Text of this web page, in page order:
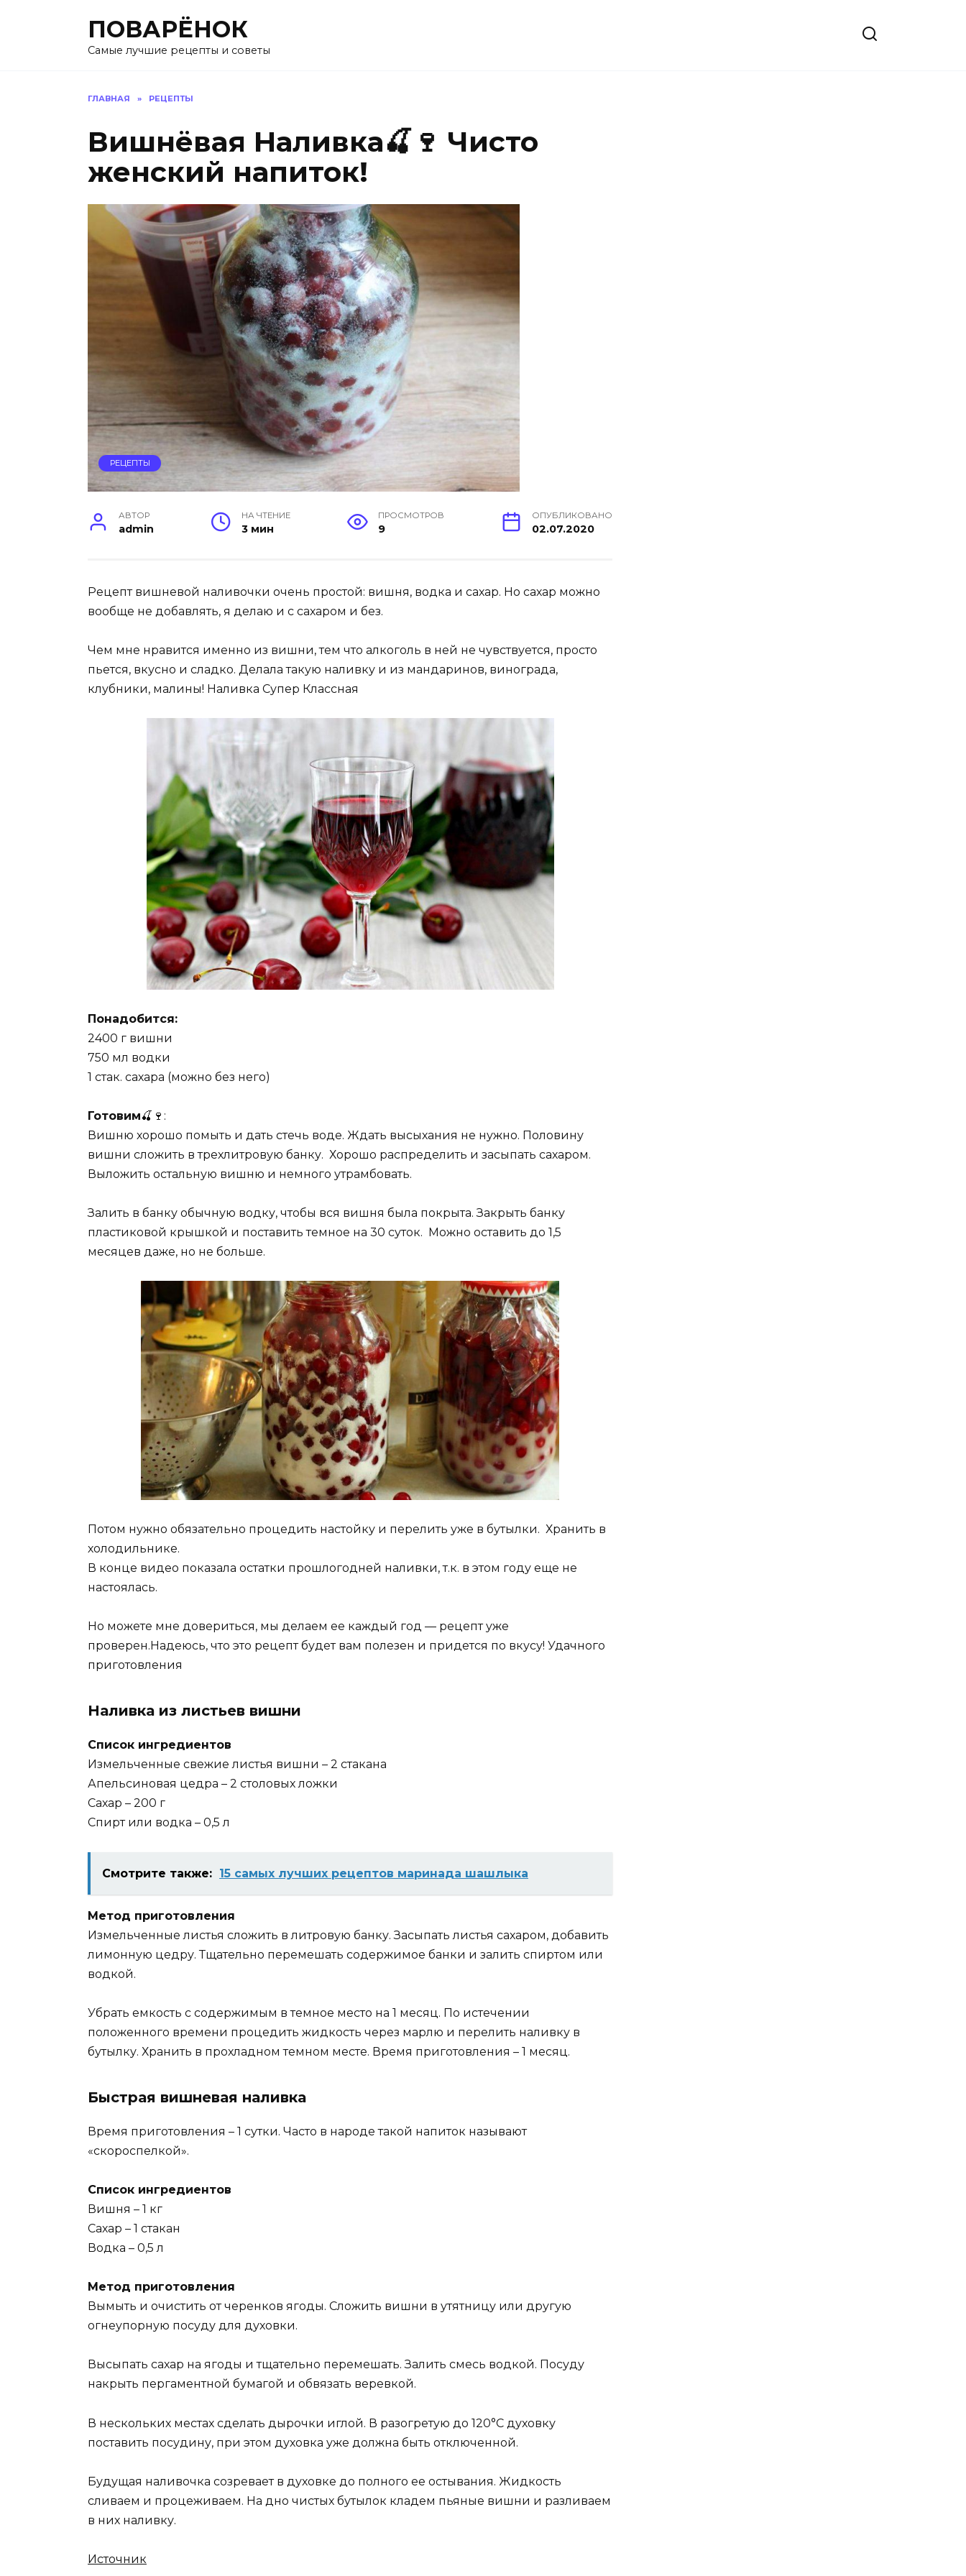
ПОВАРЁНОК
Самые лучшие рецепты и советы
ГЛАВНАЯ » РЕЦЕПТЫ
Вишнёвая Наливка🍒🍷 Чисто
женский напиток!
РЕЦЕПТЫ
АВТОР
admin
НА ЧТЕНИЕ
3 мин
ПРОСМОТРОВ
9
ОПУБЛИКОВАНО
02.07.2020
Рецепт вишневой наливочки очень простой: вишня, водка и сахар. Но сахар можно
вообще не добавлять, я делаю и с сахаром и без.
Чем мне нравится именно из вишни, тем что алкоголь в ней не чувствуется, просто
пьется, вкусно и сладко. Делала такую наливку и из мандаринов, винограда,
клубники, малины! Наливка Супер Классная
Понадобится:
2400 г вишни
750 мл водки
1 стак. сахара (можно без него)
Готовим🍒🍷:
Вишню хорошо помыть и дать стечь воде. Ждать высыхания не нужно. Половину
вишни сложить в трехлитровую банку. Хорошо распределить и засыпать сахаром.
Выложить остальную вишню и немного утрамбовать.
Залить в банку обычную водку, чтобы вся вишня была покрыта. Закрыть банку
пластиковой крышкой и поставить темное на 30 суток. Можно оставить до 1,5
месяцев даже, но не больше.
Потом нужно обязательно процедить настойку и перелить уже в бутылки. Хранить в
холодильнике.
В конце видео показала остатки прошлогодней наливки, т.к. в этом году еще не
настоялась.
Но можете мне довериться, мы делаем ее каждый год — рецепт уже
проверен.Надеюсь, что это рецепт будет вам полезен и придется по вкусу! Удачного
приготовления
Наливка из листьев вишни
Список ингредиентов
Измельченные свежие листья вишни – 2 стакана
Апельсиновая цедра – 2 столовых ложки
Сахар – 200 г
Спирт или водка – 0,5 л
Смотрите также: 15 самых лучших рецептов маринада шашлыка
Метод приготовления
Измельченные листья сложить в литровую банку. Засыпать листья сахаром, добавить
лимонную цедру. Тщательно перемешать содержимое банки и залить спиртом или
водкой.
Убрать емкость с содержимым в темное место на 1 месяц. По истечении
положенного времени процедить жидкость через марлю и перелить наливку в
бутылку. Хранить в прохладном темном месте. Время приготовления – 1 месяц.
Быстрая вишневая наливка
Время приготовления – 1 сутки. Часто в народе такой напиток называют
«скороспелкой».
Список ингредиентов
Вишня – 1 кг
Сахар – 1 стакан
Водка – 0,5 л
Метод приготовления
Вымыть и очистить от черенков ягоды. Сложить вишни в утятницу или другую
огнеупорную посуду для духовки.
Высыпать сахар на ягоды и тщательно перемешать. Залить смесь водкой. Посуду
накрыть пергаментной бумагой и обвязать веревкой.
В нескольких местах сделать дырочки иглой. В разогретую до 120°C духовку
поставить посудину, при этом духовка уже должна быть отключенной.
Будущая наливочка созревает в духовке до полного ее остывания. Жидкость
сливаем и процеживаем. На дно чистых бутылок кладем пьяные вишни и разливаем
в них наливку.
Источник